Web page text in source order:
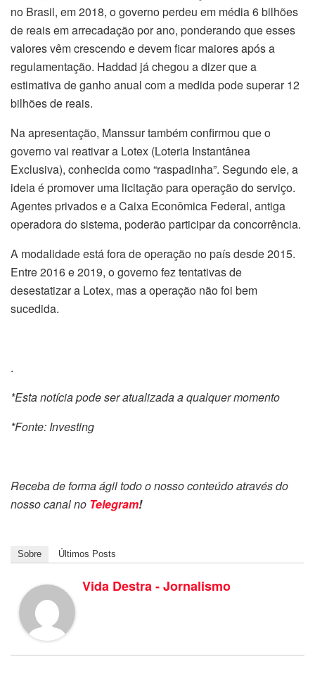
no Brasil, em 2018, o governo perdeu em média 6 bilhões
de reais em arrecadação por ano, ponderando que esses
valores vêm crescendo e devem ficar maiores após a
regulamentação. Haddad já chegou a dizer que a
estimativa de ganho anual com a medida pode superar 12
bilhões de reais.
Na apresentação, Manssur também confirmou que o
governo vai reativar a Lotex (Loteria Instantânea
Exclusiva), conhecida como “raspadinha”. Segundo ele, a
ideia é promover uma licitação para operação do serviço.
Agentes privados e a Caixa Econômica Federal, antiga
operadora do sistema, poderão participar da concorrência.
A modalidade está fora de operação no país desde 2015.
Entre 2016 e 2019, o governo fez tentativas de
desestatizar a Lotex, mas a operação não foi bem
sucedida.
.
*Esta notícia pode ser atualizada a qualquer momento
*Fonte: Investing
Receba de forma ágil todo o nosso conteúdo através do
nosso canal no Telegram!
Sobre Últimos Posts
Vida Destra - Jornalismo